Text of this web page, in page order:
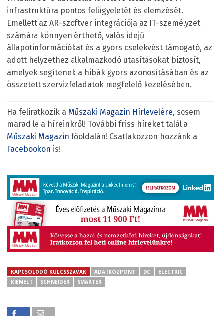
infrastruktúra pontos felügyeletét és elemzését.
Emellett az AR-szoftver integrációja az IT-személyzet
számára könnyen érthető, valós idejű
állapotinformációkat és a gyors cselekvést támogató, az
adott helyzethez alkalmazkodó utasításokat biztosít,
amelyek segítenek a hibák gyors azonosításában és az
összetett szervizfeladatok megfelelő kezelésében.
Ha feliratkozik a Műszaki Magazin Hírlevelére, sosem
marad le a híreinkről! További friss híreket talál a
Műszaki Magazin főoldalán! Csatlakozzon hozzánk a
Facebookon is!
KAPCSOLÓDÓ KULCSSZAVAK ADATKÖZPONT DC
ELECTRIC
KIEMELT
SCHNEIDER SMARTER